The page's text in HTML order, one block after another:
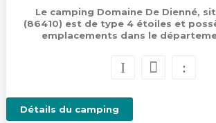
Le camping Domaine De Dienné,
(86410) est de type 4 étoiles et
emplacements dans le
Détails du camping